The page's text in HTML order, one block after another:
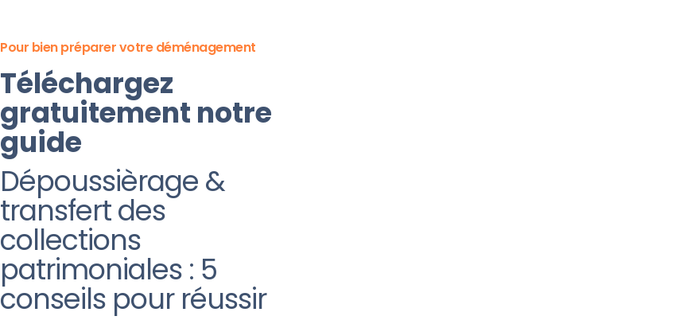
Pour bien préparer votre déménagement
Téléchargez
gratuitement notre
guide
Dépoussièrage &
transfert des
collections
patrimoniales : 5
conseils pour réussir